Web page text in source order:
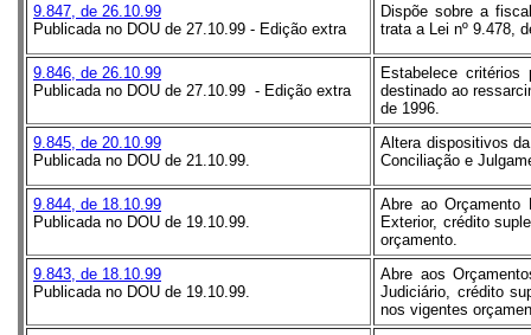
9.847, de 26.10.99
Publicada no DOU de 27.10.99 - Edição extra
Dispõe sobre a
trata a Lei nº 9.478,
9.846, de 26.10.99
Publicada no DOU de 27.10.99 - Edição extra
Estabelece
destinado ao
de 1996.
9.845, de 20.10.99
Publicada no DOU de 21.10.99.
Altera dispositivos
Conciliação e
9.844, de 18.10.99
Publicada no DOU de 19.10.99.
Abre ao Orçamento
Exterior, crédito
orçamento.
9.843, de 18.10.99
Publicada no DOU de 19.10.99.
Abre aos
Judiciário, crédito
nos vigentes